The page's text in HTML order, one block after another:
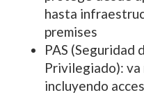
hasta
premises
PAS (Seguridad
Privilegiado): va
incluyendo